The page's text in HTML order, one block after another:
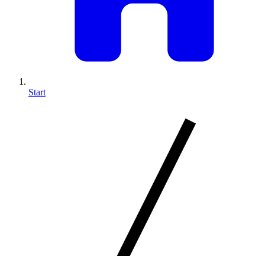
Start